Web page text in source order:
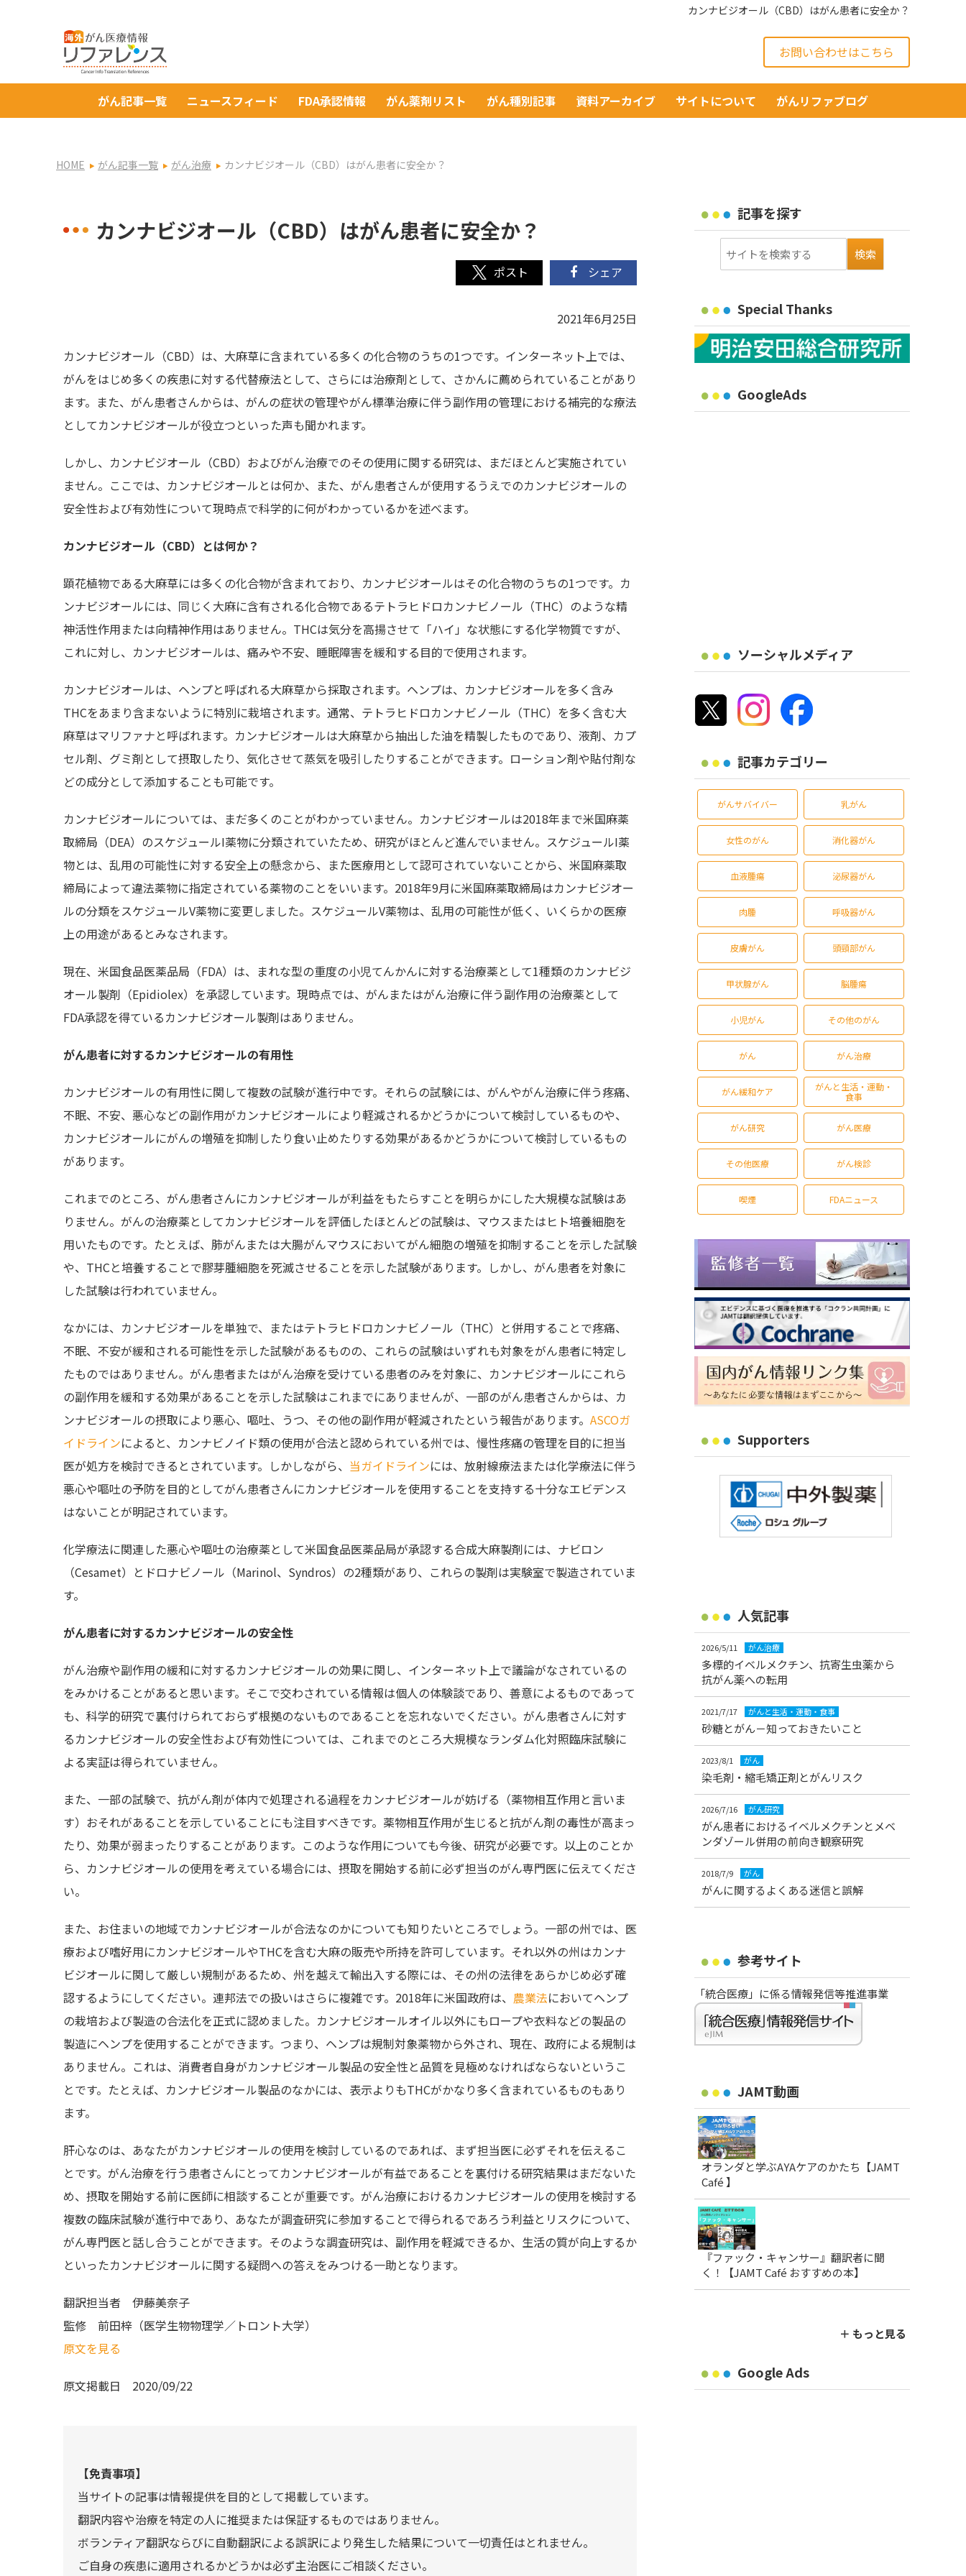
カンナビジオール（CBD）はがん患者に安全か？
お問い合わせはこちら
がん記事一覧 ニュースフィード FDA承認情報 がん薬剤リスト がん種別記事 資料アーカイブ サイトについて がんリファブログ
HOME がん記事一覧 がん治療 カンナビジオール（CBD）はがん患者に安全か？
カンナビジオール（CBD）はがん患者に安全か？
シェア
2021年6月25日
カンナビジオール（CBD）は、大麻草に含まれている多くの化合物のうちの1つです。インターネット上では、
がんをはじめ多くの疾患に対する代替療法として、さらには治療剤として、さかんに薦められていることがあり
ます。また、がん患者さんからは、がんの症状の管理やがん標準治療に伴う副作用の管理における補完的な療法
としてカンナビジオールが役立つといった声も聞かれます。
しかし、カンナビジオール（CBD）およびがん治療でのその使用に関する研究は、まだほとんど実施されてい
ません。ここでは、カンナビジオールとは何か、また、がん患者さんが使用するうえでのカンナビジオールの
安全性および有効性について現時点で科学的に何がわかっているかを述べます。
カンナビジオール（CBD）とは何か？
顕花植物である大麻草には多くの化合物が含まれており、カンナビジオールはその化合物のうちの1つです。カ
ンナビジオールには、同じく大麻に含有される化合物であるテトラヒドロカンナビノール（THC）のような精
神活性作用または向精神作用はありません。THCは気分を高揚させて「ハイ」な状態にする化学物質ですが、
これに対し、カンナビジオールは、痛みや不安、睡眠障害を緩和する目的で使用されます。
カンナビジオールは、ヘンプと呼ばれる大麻草から採取されます。ヘンプは、カンナビジオールを多く含み
THCをあまり含まないように特別に栽培されます。通常、テトラヒドロカンナビノール（THC）を多く含む大
麻草はマリファナと呼ばれます。カンナビジオールは大麻草から抽出した油を精製したものであり、液剤、カプ
セル剤、グミ剤として摂取したり、気化させて蒸気を吸引したりすることができます。ローション剤や貼付剤な
どの成分として添加することも可能です。
カンナビジオールについては、まだ多くのことがわかっていません。カンナビジオールは2018年まで米国麻薬
取締局（DEA）のスケジュールI薬物に分類されていたため、研究がほとんど進んでいません。スケジュールI薬
物とは、乱用の可能性に対する安全上の懸念から、また医療用として認可されていないことから、米国麻薬取
締局によって違法薬物に指定されている薬物のことをいいます。2018年9月に米国麻薬取締局はカンナビジオー
ルの分類をスケジュールV薬物に変更しました。スケジュールV薬物は、乱用の可能性が低く、いくらかの医療
上の用途があるとみなされます。
現在、米国食品医薬品局（FDA）は、まれな型の重度の小児てんかんに対する治療薬として1種類のカンナビジ
オール製剤（Epidiolex）を承認しています。現時点では、がんまたはがん治療に伴う副作用の治療薬として
FDA承認を得ているカンナビジオール製剤はありません。
がん患者に対するカンナビジオールの有用性
カンナビジオールの有用性に関して複数の試験が進行中です。それらの試験には、がんやがん治療に伴う疼痛、
不眠、不安、悪心などの副作用がカンナビジオールにより軽減されるかどうかについて検討しているものや、
カンナビジオールにがんの増殖を抑制したり食い止めたりする効果があるかどうかについて検討しているもの
があります。
これまでのところ、がん患者さんにカンナビジオールが利益をもたらすことを明らかにした大規模な試験はあ
りません。がんの治療薬としてカンナビジオールを評価したほとんどの試験は、マウスまたはヒト培養細胞を
用いたものです。たとえば、肺がんまたは大腸がんマウスにおいてがん細胞の増殖を抑制することを示した試験
や、THCと培養することで膠芽腫細胞を死滅させることを示した試験があります。しかし、がん患者を対象に
した試験は行われていません。
なかには、カンナビジオールを単独で、またはテトラヒドロカンナビノール（THC）と併用することで疼痛、
不眠、不安が緩和される可能性を示した試験があるものの、これらの試験はいずれも対象をがん患者に特定し
たものではありません。がん患者またはがん治療を受けている患者のみを対象に、カンナビジオールにこれら
の副作用を緩和する効果があることを示した試験はこれまでにありませんが、一部のがん患者さんからは、カ
ンナビジオールの摂取により悪心、嘔吐、うつ、その他の副作用が軽減されたという報告があります。 ASCOガ
イドラインによると、カンナビノイド類の使用が合法と認められている州では、慢性疼痛の管理を目的に担当
医が処方を検討できるとされています。しかしながら、 当ガイドラインには、放射線療法または化学療法に伴う
悪心や嘔吐の予防を目的としてがん患者さんにカンナビジオールを使用することを支持する十分なエビデンス
はないことが明記されています。
化学療法に関連した悪心や嘔吐の治療薬として米国食品医薬品局が承認する合成大麻製剤には、ナビロン
（Cesamet）とドロナビノール（Marinol、Syndros）の2種類があり、これらの製剤は実験室で製造されていま
す。
がん患者に対するカンナビジオールの安全性
がん治療や副作用の緩和に対するカンナビジオールの効果に関し、インターネット上で議論がなされているの
をみかけることがあると思います。そこで交わされている情報は個人の体験談であり、善意によるものであって
も、科学的研究で裏付けられておらず根拠のないものであることを忘れないでください。がん患者さんに対す
るカンナビジオールの安全性および有効性については、これまでのところ大規模なランダム化対照臨床試験に
よる実証は得られていません。
また、一部の試験で、抗がん剤が体内で処理される過程をカンナビジオールが妨げる（薬物相互作用と言いま
す）おそれがあることを示していることにも注目すべきです。薬物相互作用が生じると抗がん剤の毒性が高まっ
たり、効果が弱まったりすることがあります。このような作用についても今後、研究が必要です。以上のことか
ら、カンナビジオールの使用を考えている場合には、摂取を開始する前に必ず担当のがん専門医に伝えてくださ
い。
また、お住まいの地域でカンナビジオールが合法なのかについても知りたいところでしょう。一部の州では、医
療および嗜好用にカンナビジオールやTHCを含む大麻の販売や所持を許可しています。それ以外の州はカンナ
ビジオールに関して厳しい規制があるため、州を越えて輸出入する際には、その州の法律をあらかじめ必ず確
認するようにしてください。連邦法での扱いはさらに複雑です。2018年に米国政府は、 農業法においてヘンプ
の栽培および製造の合法化を正式に認めました。カンナビジオールオイル以外にもロープや衣料などの製品の
製造にヘンプを使用することができます。つまり、ヘンプは規制対象薬物から外され、現在、政府による規制は
ありません。これは、消費者自身がカンナビジオール製品の安全性と品質を見極めなければならないというこ
とです。たとえば、カンナビジオール製品のなかには、表示よりもTHCがかなり多く含まれているものもあり
ます。
肝心なのは、あなたがカンナビジオールの使用を検討しているのであれば、まず担当医に必ずそれを伝えるこ
とです。がん治療を行う患者さんにとってカンナビジオールが有益であることを裏付ける研究結果はまだないた
め、摂取を開始する前に医師に相談することが重要です。がん治療におけるカンナビジオールの使用を検討する
複数の臨床試験が進行中であり、あなたが調査研究に参加することで得られるであろう利益とリスクについて、
がん専門医と話し合うことができます。そのような調査研究は、副作用を軽減できるか、生活の質が向上するか
といったカンナビジオールに関する疑問への答えをみつける一助となります。
翻訳担当者 伊藤美奈子
監修 前田梓（医学生物物理学／トロント大学）
原文を見る
原文掲載日 2020/09/22
【免責事項】
当サイトの記事は情報提供を目的として掲載しています。
翻訳内容や治療を特定の人に推奨または保証するものではありません。
ボランティア翻訳ならびに自動翻訳による誤訳により発生した結果について一切責任はとれません。
ご自身の疾患に適用されるかどうかは必ず主治医にご相談ください。
記事を探す
Special Thanks
GoogleAds
ソーシャルメディア
記事カテゴリー
がんサバイバー 乳がん
女性のがん 消化器がん
血液腫瘍 泌尿器がん
肉腫 呼吸器がん
皮膚がん 頭頸部がん
甲状腺がん 脳腫瘍
小児がん その他のがん
がん がん治療
がん緩和ケア
がんと生活・運動・
食事
がん研究 がん医療
その他医療 がん検診
喫煙 FDAニュース
Supporters
人気記事
2026/5/11 がん治療
多標的イベルメクチン、抗寄生虫薬から
抗がん薬への転用
2021/7/17 がんと生活・運動・食事
砂糖とがん－知っておきたいこと
2023/8/1 がん
染毛剤・縮毛矯正剤とがんリスク
2026/7/16 がん研究
がん患者におけるイベルメクチンとメベ
ンダゾール併用の前向き観察研究
2018/7/9 がん
がんに関するよくある迷信と誤解
参考サイト
「統合医療」に係る情報発信等推進事業
JAMT動画
オランダと学ぶAYAケアのかたち【JAMT
Café 】
『ファック・キャンサー』翻訳者に聞
く！【JAMT Café おすすめの本】
＋ もっと見る
Google Ads